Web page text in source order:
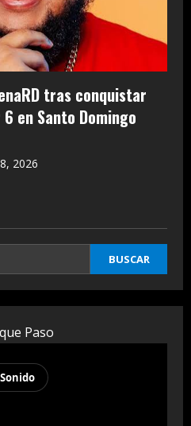
tras conquistar
en Santo Domingo
2026
BUSCAR
Paso